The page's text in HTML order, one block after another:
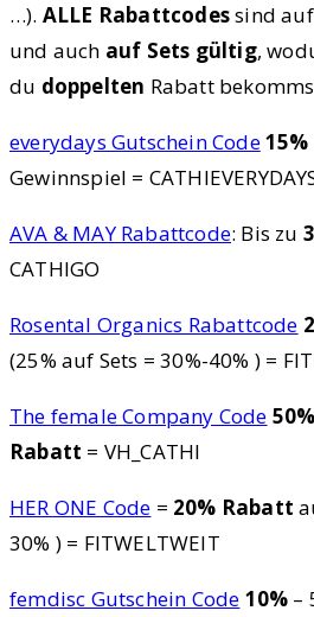
…). ALLE Rabattcodessind
und auch auf Sets gültig,
du doppelten Rabatt
everydays Gutschein Code
Gewinnspiel =
AVA & MAY Rabattcode: Bis zu
CATHIGO
Rosental Organics Rabattcode
(25% auf Sets = 30%-40% ) =
The female Company Code
Rabatt = VH_CATHI
HER ONE Code = 20% Rabatt
30% ) = FITWELTWEIT
femdisc Gutschein Code 10% –